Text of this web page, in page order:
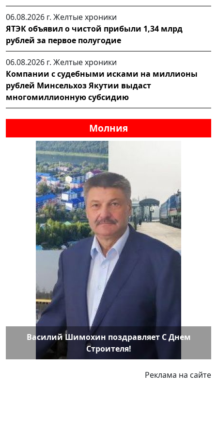
06.08.2026 г. Желтые хроники
ЯТЭК объявил о чистой прибыли 1,34 млрд
рублей за первое полугодие
06.08.2026 г. Желтые хроники
Компании с судебными исками на миллионы
рублей Минсельхоз Якутии выдаст
многомиллионную субсидию
Молния
Василий Шимохин поздравляет С Днем
Строителя!
Реклама на сайте